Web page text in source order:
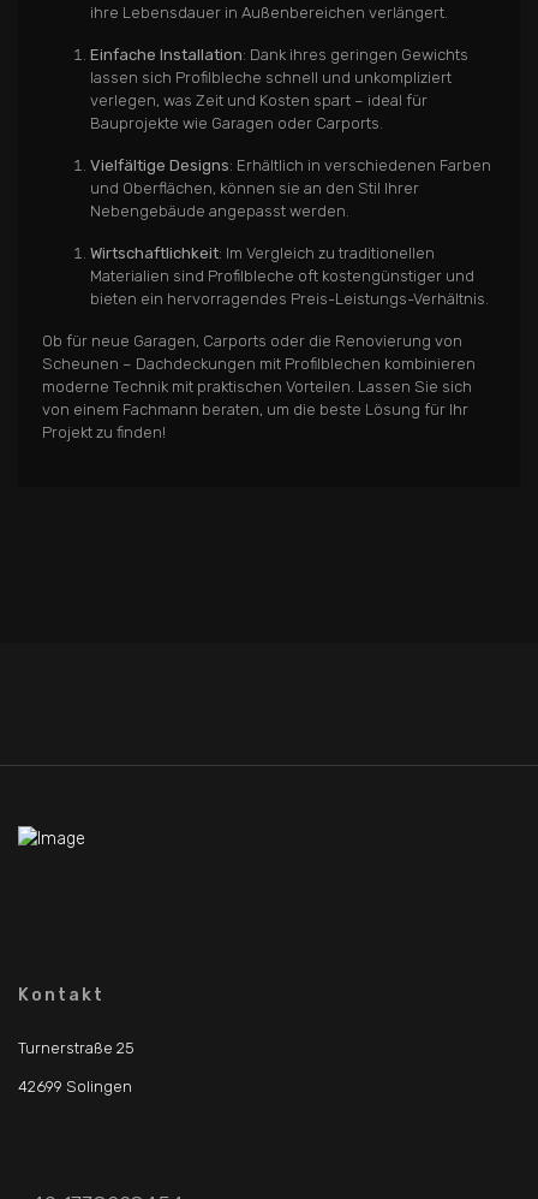
ihre Lebensdauer in Außenbereichen verlängert.
Einfache Installation: Dank ihres geringen Gewichts
lassen sich Profilbleche schnell und unkompliziert
verlegen, was Zeit und Kosten spart – ideal für
Bauprojekte wie Garagen oder Carports.
Vielfältige Designs: Erhältlich in verschiedenen Farben
und Oberflächen, können sie an den Stil Ihrer
Nebengebäude angepasst werden.
Wirtschaftlichkeit: Im Vergleich zu traditionellen
Materialien sind Profilbleche oft kostengünstiger und
bieten ein hervorragendes Preis-Leistungs-Verhältnis.
Ob für neue Garagen, Carports oder die Renovierung von
Scheunen – Dachdeckungen mit Profilblechen kombinieren
moderne Technik mit praktischen Vorteilen. Lassen Sie sich
von einem Fachmann beraten, um die beste Lösung für Ihr
Projekt zu finden!
Kontakt
Turnerstraße 25
42699 Solingen